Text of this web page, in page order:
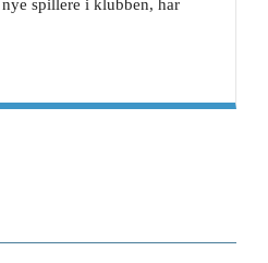
spillere i klubben, har